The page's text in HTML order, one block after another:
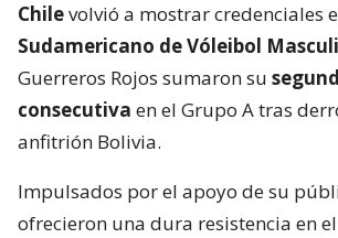
Chilevolvió a mostrar credenciales
Sudamericano de Vóleibol
Guerreros Rojos sumaron su
consecutiva en el Grupo A tras
anfitrión Bolivia.
Impulsados por el apoyo de su
ofrecieron una dura resistencia en